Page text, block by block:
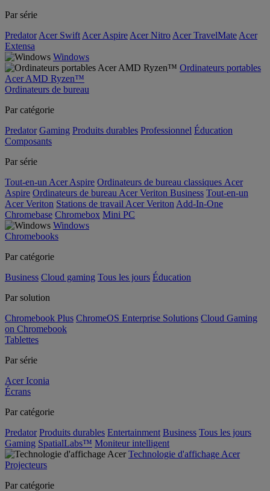
Par série
Predator Acer Swift Acer Aspire Acer Nitro Acer TravelMate Acer
Extensa
Windows
Ordinateurs portables
Acer AMD Ryzen™
Ordinateurs de bureau
Par catégorie
Predator Gaming Produits durables Professionnel Éducation
Composants
Par série
Tout-en-un Acer Aspire Ordinateurs de bureau classiques Acer
Aspire Ordinateurs de bureau Acer Veriton Business Tout-en-un
Acer Veriton Stations de travail Acer Veriton Add-In-One
Chromebase Chromebox Mini PC
Windows
Chromebooks
Par catégorie
Business Cloud gaming Tous les jours Éducation
Par solution
Chromebook Plus ChromeOS Enterprise Solutions Cloud Gaming
on Chromebook
Tablettes
Par série
Acer Iconia
Écrans
Par catégorie
Predator Produits durables Entertainment Business Tous les jours
Gaming SpatialLabs™ Moniteur intelligent
Technologie d'affichage Acer
Projecteurs
Par catégorie